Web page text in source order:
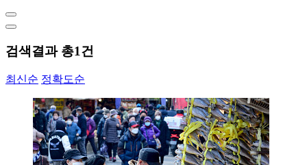
검색결과 총1건
최신순 정확도순